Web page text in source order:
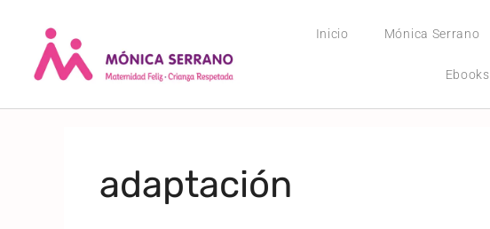
Inicio Mónica Serrano
Ebooks
adaptación